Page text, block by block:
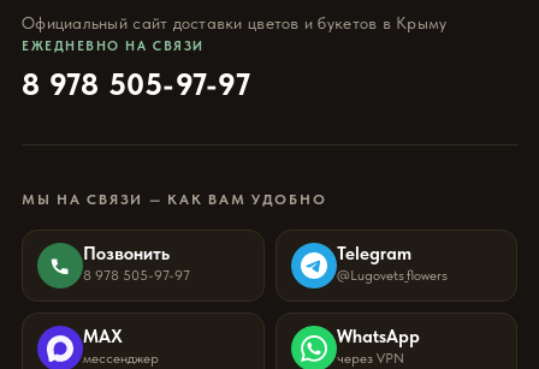
Официальный сайт доставки цветов и букетов в Крыму
ЕЖЕДНЕВНО НА СВЯЗИ
8 978 505-97-97
МЫ НА СВЯЗИ — КАК ВАМ УДОБНО
Позвонить
8 978 505-97-97
Telegram
@Lugovets_flowers
MAX
мессенджер
WhatsApp
через VPN